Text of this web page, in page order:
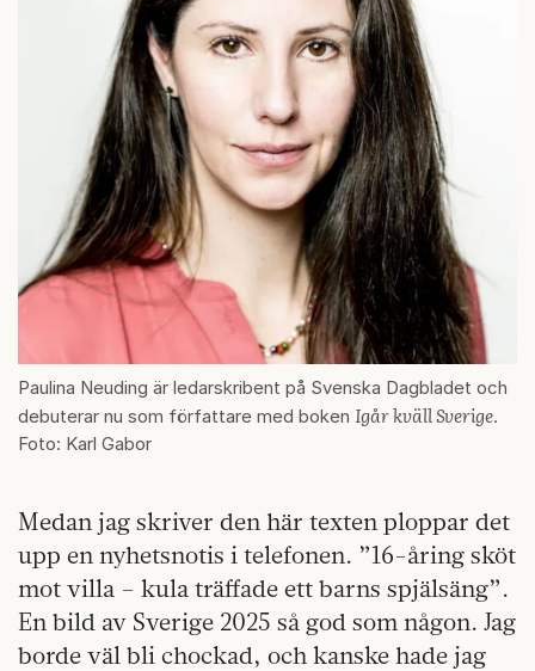
Paulina Neuding är ledarskribent på Svenska Dagbladet och
debuterar nu som författare med boken Igår kväll Sverige.
Foto: Karl Gabor
Medan jag skriver den här texten ploppar det
upp en nyhetsnotis i telefonen. ”16-åring sköt
mot villa – kula träffade ett barns spjälsäng”.
En bild av Sverige 2025 så god som någon. Jag
borde väl bli chockad, och kanske hade jag